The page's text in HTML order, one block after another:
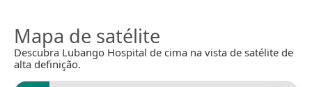
Mapa de satélite
Descubra Lubango Hospital de cima na vista de satélite de
alta definição.